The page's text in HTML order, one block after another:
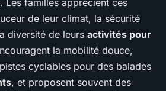
de leur climat, la sécurité
diversité de leurs activités pour
la mobilité douce,
cyclables pour des balades
, et proposent souvent des